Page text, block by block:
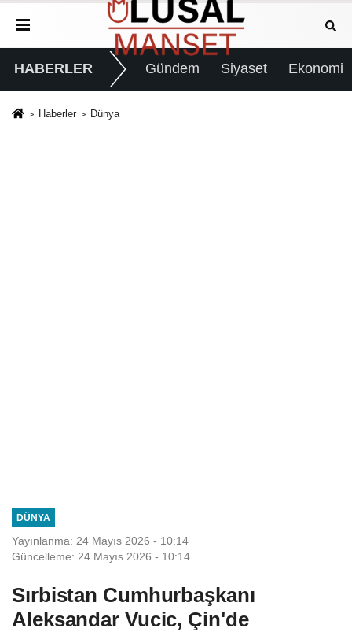
HABERLER Gündem Siyaset Ekonomi
Haberler Dünya
DÜNYA
Yayınlanma: 24 Mayıs 2026 - 10:14
Güncelleme: 24 Mayıs 2026 - 10:14
Sırbistan Cumhurbaşkanı
Aleksandar Vucic, Çin'de